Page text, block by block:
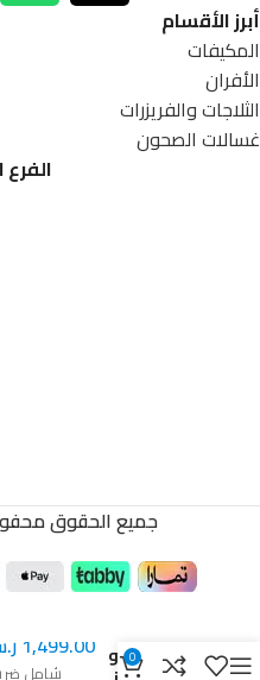
أبرز الأقسام
المكيفات
الأفران
الثلاجات والفريزرات
غسالات الصحون
جميع الحقوق
كتشن برو 1,499.00
شامل
0